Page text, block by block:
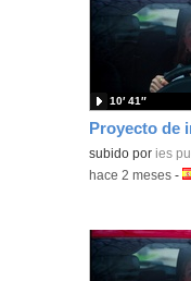
Contenido
subido pories
10′ 41″
-hace 2 meses -